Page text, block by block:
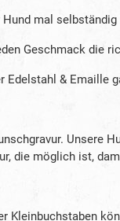
mal
Geschmack die
& Emaille
Unsere
die möglich ist,